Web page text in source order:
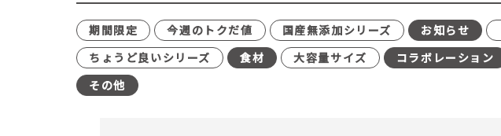
期間限定 今週のトクだ値 国産無添加シリーズ お知らせ
ちょうど良いシリーズ
食材 大容量サイズ コラボレーション
その他